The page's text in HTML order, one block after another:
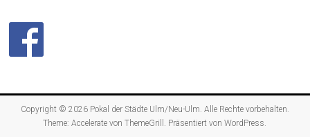
Copyright © 2026 Pokal der Städte Ulm/Neu-Ulm. Alle Rechte vorbehalten.
Theme:Accelerate von ThemeGrill. Präsentiert vonWordPress.